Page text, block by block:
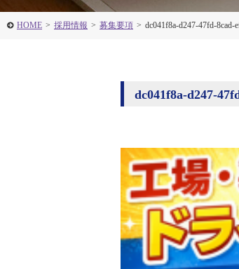
HOME > 採用情報 > 募集要項 > dc041f8a-d247-47fd-8cad-
dc041f8a-d247-